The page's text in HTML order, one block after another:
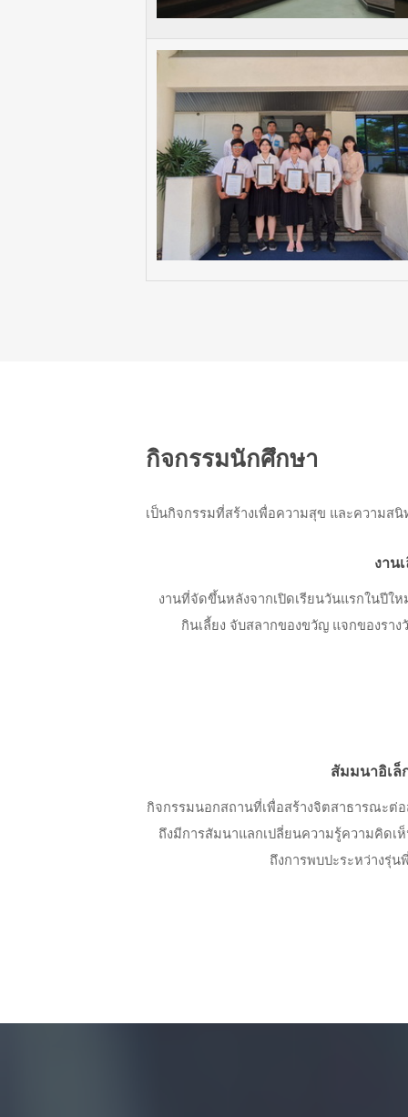
กิจกรรมนักศึกษา
เป็นกิจกรรมที่สร้างเพื่อความสุข และความส
งาน
งานที่จัดขึ้นหลังจากเปิดเรียนวันแรกในปีใ
กินเลี้ยง จับสลากของขวัญ แจกของราง
สัมมนาอิเล็
กิจกรรมนอกสถานที่เพื่อสร้างจิตสาธารณะต่
ถึงมีการสัมนาแลกเปลี่ยนความรู้ความคิดเ
ถึงการพบปะระหว่างรุ่น